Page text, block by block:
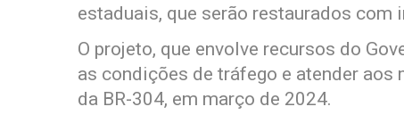
estaduais, que serão restaurados com
O projeto, que envolve recursos do
as condições de tráfego e atender
da BR-304, em março de 2024.